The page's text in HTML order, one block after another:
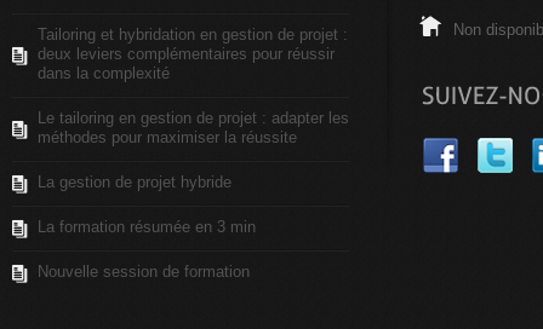
Tailoring et hybridation en gestion de projet :
deux leviers complémentaires pour réussir
dans la complexité
Le tailoring en gestion de projet : adapter les
méthodes pour maximiser la réussite
La gestion de projet hybride
La formation résumée en 3 min
Nouvelle session de formation
Non